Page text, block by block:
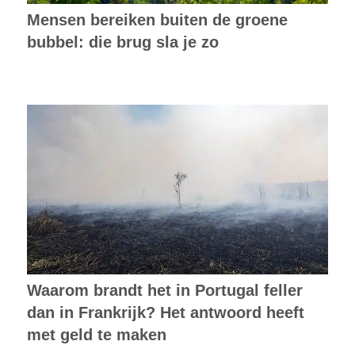
Mensen bereiken buiten de groene
bubbel: die brug sla je zo
Waarom brandt het in Portugal feller
dan in Frankrijk? Het antwoord heeft
met geld te maken